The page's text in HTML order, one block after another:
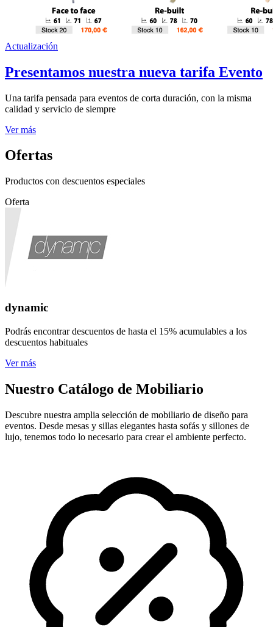
Actualización
Presentamos nuestra nueva tarifa Evento
Una tarifa pensada para eventos de corta duración, con la misma
calidad y servicio de siempre
Ver más
Ofertas
Productos con descuentos especiales
Oferta
dynamic
Podrás encontrar descuentos de hasta el 15% acumulables a los
descuentos habituales
Ver más
Nuestro Catálogo de Mobiliario
Descubre nuestra amplia selección de mobiliario de diseño para
eventos. Desde mesas y sillas elegantes hasta sofás y sillones de
lujo, tenemos todo lo necesario para crear el ambiente perfecto.